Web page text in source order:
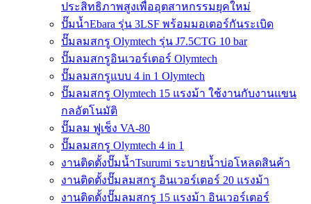
ประสิทธิภาพสูงเพื่ออุตสาหกรรมยุคใหม่
ปั๊มน้ำEbara รุ่น 3LSF พร้อมมอเตอร์กันระเบิด
ปั๊มลมสกรู Olymtech รุ่น J7.5CTG 10 bar
ปั๊มลมสกรูอินเวอร์เตอร์ Olymtech
ปั๊มลมสกรูแบบ 4 in 1 Olymtech
ปั๊มลมสกรู Olymtech 15 แรงม้า ใช้งานกับงานแขน
กลอัตโนมัติ
ปั๊มลม ฟูเช็ง VA-80
ปั๊มลมสกรู Olymtech 4 in 1
งานติดตั้งปั๊มน้ำTsurumi ระบายน้ำบ่อโหลดสินค้า
งานติดตั้งปั๊มลมสกรู อินเวอร์เตอร์ 20 แรงม้า
งานติดตั้งปั๊มลมสกรู 15 แรงม้า อินเวอร์เตอร์